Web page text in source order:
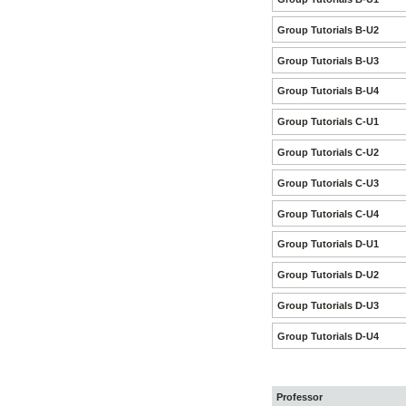
Group Tutorials B-U2
Group Tutorials B-U3
Group Tutorials B-U4
Group Tutorials C-U1
Group Tutorials C-U2
Group Tutorials C-U3
Group Tutorials C-U4
Group Tutorials D-U1
Group Tutorials D-U2
Group Tutorials D-U3
Group Tutorials D-U4
Professor